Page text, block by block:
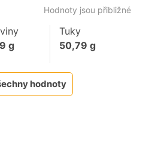
Hodnoty jsou přibližné
g
Tuky
50,79 g
hodnoty